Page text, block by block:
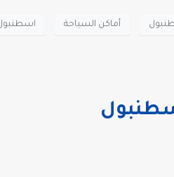
أماكن السياحة